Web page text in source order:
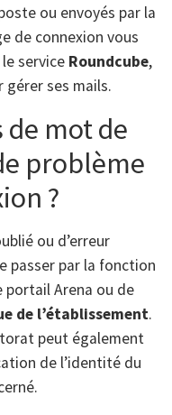
ou envoyés par la
de connexion vous
service Roundcube,
gérer ses mails.
de mot de
problème
?
ou d’erreur
passer par la fonction
portail Arena ou de
de l’établissement.
peut également
de l’identité du